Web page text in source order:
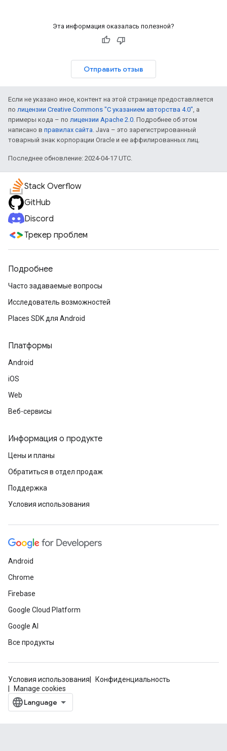
Эта информация оказалась полезной?
Отправить отзыв
Если не указано иное, контент на этой странице предоставляется
по лицензии Creative Commons "С указанием авторства 4.0", а
примеры кода – по лицензии Apache 2.0. Подробнее об этом
написано в правилах сайта. Java – это зарегистрированный
товарный знак корпорации Oracle и ее аффилированных лиц.
Последнее обновление: 2024-04-17 UTC.
Stack Overflow
GitHub
Discord
Трекер проблем
Подробнее
Часто задаваемые вопросы
Исследователь возможностей
Places SDK для Android
Платформы
Android
iOS
Web
Веб-сервисы
Информация о продукте
Цены и планы
Обратиться в отдел продаж
Поддержка
Условия использования
Android
Chrome
Firebase
Google Cloud Platform
Google AI
Все продукты
Условия использования
Конфиденциальность
Manage cookies